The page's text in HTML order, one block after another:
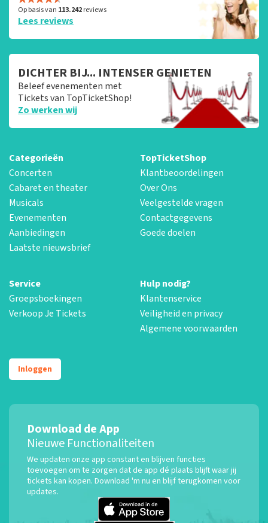
Op basis van 113.242reviews
Lees reviews
DICHTER BIJ... INTENSER GENIETEN
Beleef evenementen met
Tickets van TopTicketShop!
Zo werken wij
Categorieën
Concerten
Cabaret en theater
Musicals
Evenementen
Aanbiedingen
Laatste nieuwsbrief
TopTicketShop
Klantbeoordelingen
Over Ons
Veelgestelde vragen
Contactgegevens
Goede doelen
Service
Groepsboekingen
Verkoop Je Tickets
Hulp nodig?
Klantenservice
Veiligheid en privacy
Algemene voorwaarden
Inloggen
Download de App
Nieuwe Functionaliteiten
We updaten onze app constant en blijven functies
toevoegen om te zorgen dat de app dé plaats blijft waar jij
tickets kan kopen. Download 'm nu en blijf terugkomen voor
updates.